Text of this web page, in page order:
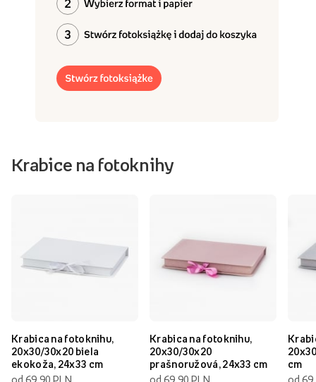
Krabice na fotoknihy
Krabica na fotoknihu,
20x30/30x20 biela
ekokoža, 24x33 cm
od 69,90 PLN
Krabica na fotoknihu,
20x30/30x20
prašnoružová, 24x33 cm
od 69,90 PLN
cm
od